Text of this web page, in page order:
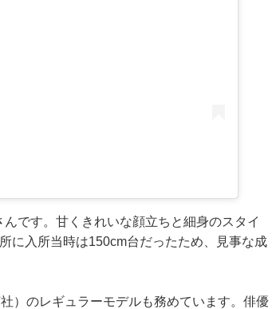
です。甘くきれいな顔立ちと細身のスタイ
に入所当時は150cm台だったため、見事な成
）のレギュラーモデルも務めています。俳優